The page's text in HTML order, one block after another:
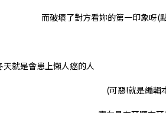
而破壞了對方看妳的第一印象呀(
天就是會患上懶人癌的人
(可惡!就是編輯